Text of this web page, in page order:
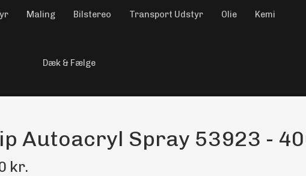
Maling Bilstereo Transport Udstyr Olie Kemi
Dæk & Fælge
Autoacryl Spray 53923 -
kr.